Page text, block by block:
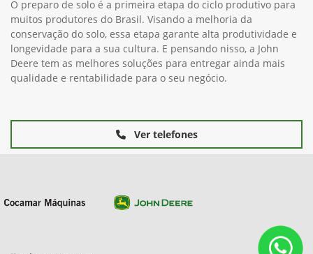
O preparo de solo é a primeira etapa do ciclo produtivo para
muitos produtores do Brasil. Visando a melhoria da
conservação do solo, essa etapa garante alta produtividade e
longevidade para a sua cultura. E pensando nisso, a John
Deere tem as melhores soluções para entregar ainda mais
qualidade e rentabilidade para o seu negócio.
Ver telefones